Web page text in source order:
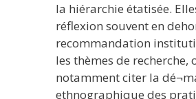
la hiérarchie étatisée.
réflexion souvent en
recommandation
les thèmes de recherche,
notamment citer la
ethnographique des